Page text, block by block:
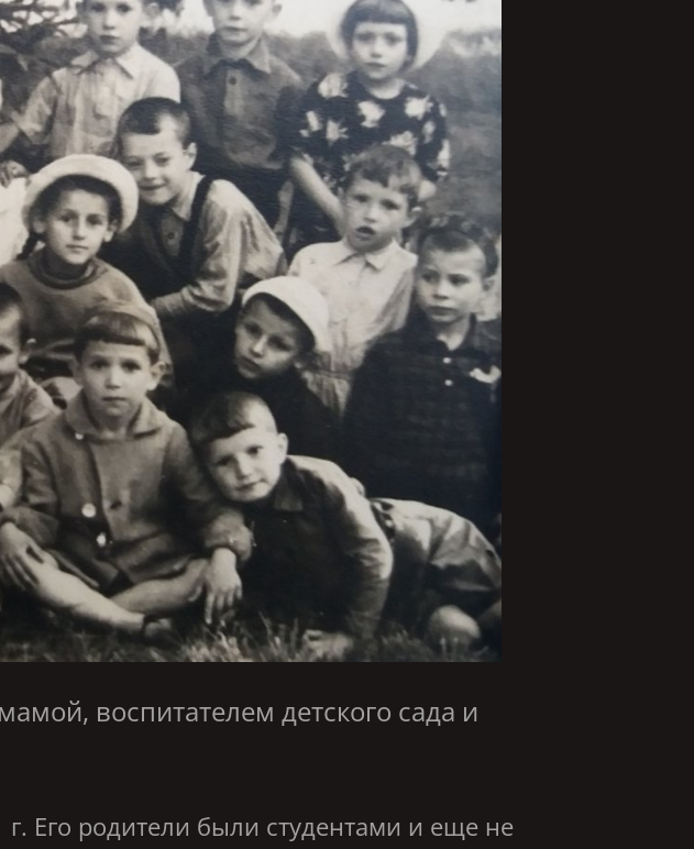
воспитателем детского сада и
Его родители были студентами и еще не